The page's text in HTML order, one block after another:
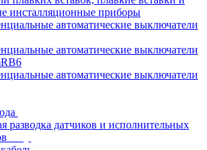
инсталляционные приборы
автоматические выключатели
автоматические выключатели
автоматические выключатели
разводка датчиков и исполнительных